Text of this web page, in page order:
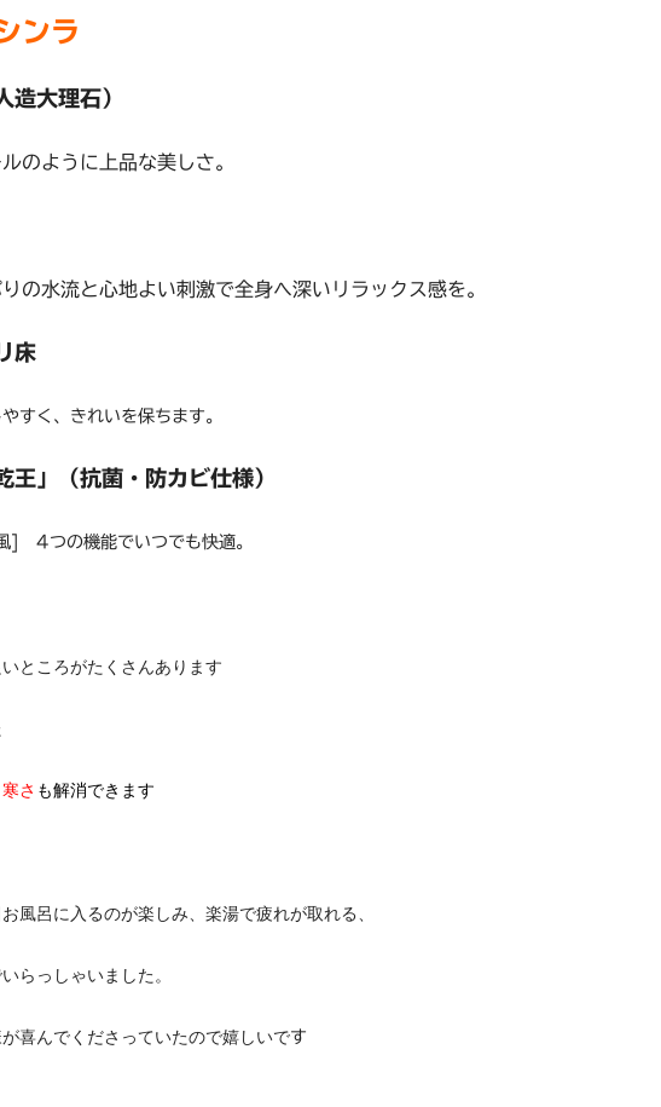
ンラ
造大理石）
のように上品な美しさ。
の水流と心地よい刺激で全身へ深いリラックス感を。
床
すく、きれいを保ちます。
王」（抗菌・防カビ仕様）
つの機能でいつでも快適。
ところがたくさんあります
さ も解消できます
風呂に入るのが楽しみ、楽湯で疲れが取れる、
らっしゃいました。
喜んでくださっていたので嬉しいです